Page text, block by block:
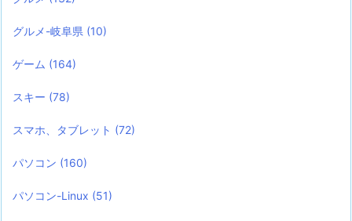
グルメ-岐阜県 (10)
ゲーム (164)
スキー (78)
スマホ、タブレット (72)
パソコン (160)
パソコン-Linux (51)